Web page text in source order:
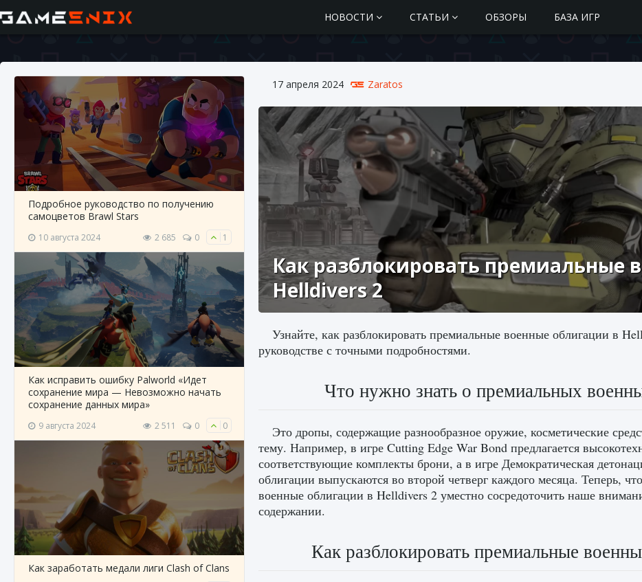
НОВОСТИ СТАТЬИ ОБЗОРЫ БАЗА ИГР
Подробное руководство по получению
самоцветов Brawl Stars
10 августа 2024 2 685 0 1
Как исправить ошибку Palworld «Идет
сохранение мира — Невозможно начать
сохранение данных мира»
9 августа 2024 2 511 0 0
Как заработать медали лиги Clash of Clans
17 апреля 2024 Zaratos
Как разблокировать премиальные
Helldivers 2
Узнайте, как разблокировать премиальные военные облигации в
руководстве с точными подробностями.
Что нужно знать о премиальных
Это дропы, содержащие разнообразное оружие, косметические
тему. Например, в игре Cutting Edge War Bond предлагается
соответствующие комплекты брони, а в игре Демократическая
облигации выпускаются во второй четверг каждого месяца. Теперь,
военные облигации в Helldivers 2 уместно сосредоточить наше
содержании.
Как разблокировать премиальные